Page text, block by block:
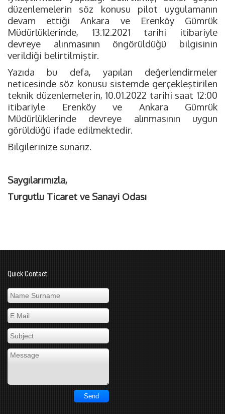
düzenlemelerin söz konusu pilot uygulamanın
devam ettiği Ankara ve Erenköy Gümrük
Müdürlüklerinde, 13.12.2021 tarihi itibariyle
devreye alınmasının öngörüldüğü bilgisinin
verildiği belirtilmiştir.
Yazıda bu defa, yapılan değerlendirmeler
neticesinde söz konusu sistemde gerçekleştirilen
teknik düzenlemelerin, 10.01.2022 tarihi saat 12:00
itibariyle Erenköy ve Ankara Gümrük
Müdürlüklerinde devreye alınmasının uygun
görüldüğü ifade edilmektedir.
Bilgilerinize sunarız.
Saygılarımızla,
Turgutlu Ticaret ve Sanayi Odası
Quick Contact